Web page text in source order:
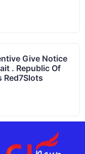
Give Notice
. Republic Of
Red7Slots